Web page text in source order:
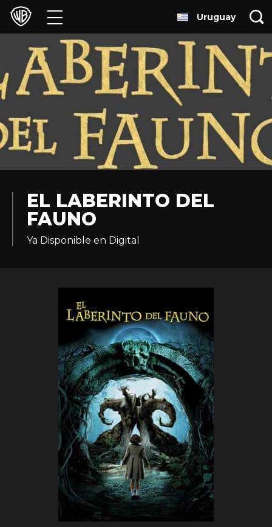
Películas
Series
Juegos y Aplicaciones
Franquicias
Colecciones
Experiencias
Uruguay
EL LABERINTO DEL
FAUNO
Ya Disponible en Digital